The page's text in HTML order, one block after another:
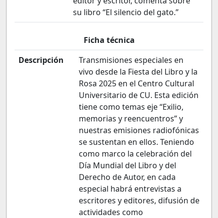
su libro “El silencio del gato.”
Ficha técnica
Descripción
Transmisiones especiales en
vivo desde la Fiesta del Libro y la
Rosa 2025 en el Centro Cultural
Universitario de CU. Esta edición
tiene como temas eje “Exilio,
memorias y reencuentros” y
nuestras emisiones radiofónicas
se sustentan en ellos. Teniendo
como marco la celebración del
Día Mundial del Libro y del
Derecho de Autor, en cada
especial habrá entrevistas a
escritores y editores, difusión de
actividades como